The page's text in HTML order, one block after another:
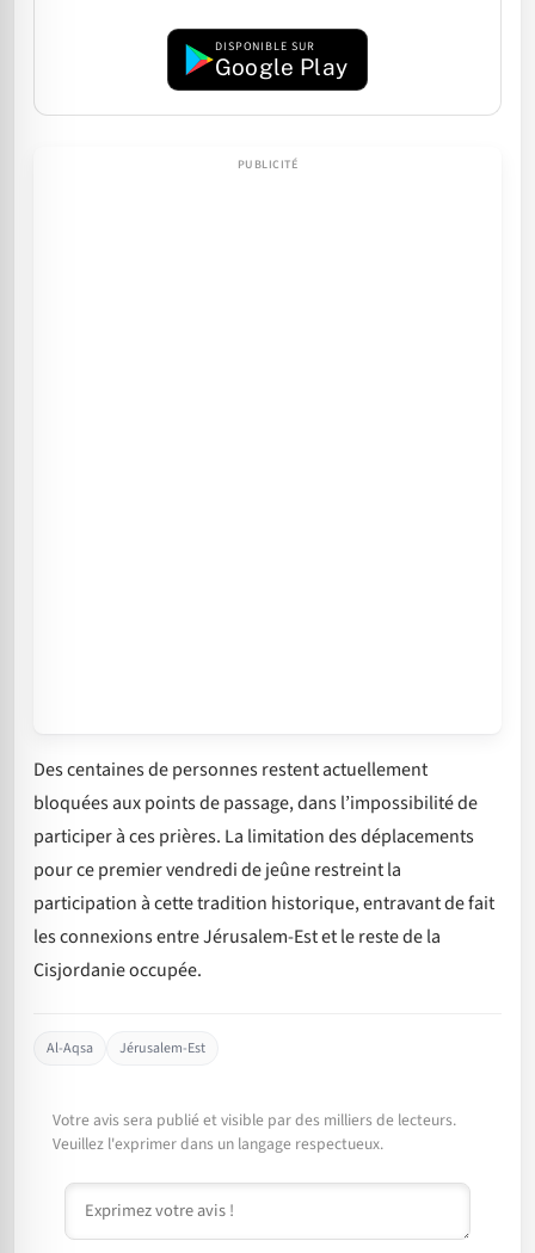
DISPONIBLE SUR
Google Play
Des centaines de personnes restent actuellement
bloquées aux points de passage, dans l’impossibilité de
participer à ces prières. La limitation des déplacements
pour ce premier vendredi de jeûne restreint la
participation à cette tradition historique, entravant de fait
les connexions entre Jérusalem-Est et le reste de la
Cisjordanie occupée.
Al-Aqsa Jérusalem-Est
Votre avis sera publié et visible par des milliers de lecteurs.
Veuillez l'exprimer dans un langage respectueux.
Commentaire